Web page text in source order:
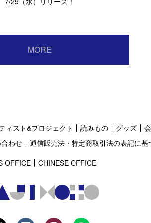
MORE
ィスト&プロジェクト 読みもの グッズ
わせ
通信販売法・特定商取引法の表記に基
OFFICE
CHINESE OFFICE